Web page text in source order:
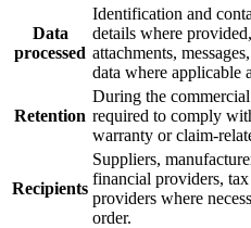
Data
processed
Identification and
details where
attachments,
data where applicable
Retention
During the
required to comply
warranty or claim-
Recipients
Suppliers,
financial providers,
providers where
order.